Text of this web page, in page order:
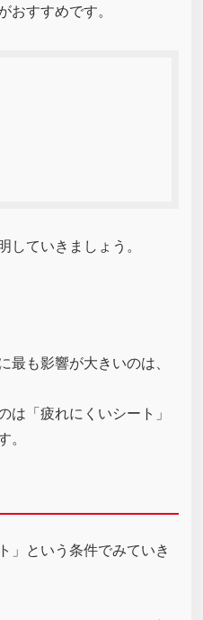
おすすめです。
していきましょう。
最も影響が大きいのは、
は「疲れにくいシート」
。
」という条件でみていき